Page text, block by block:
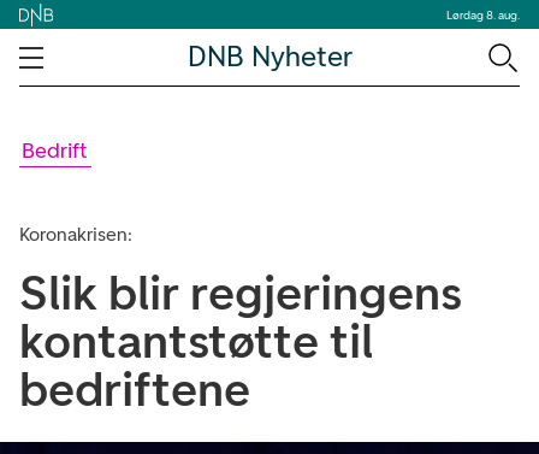
Lørdag 8. aug.
DNB Nyheter
Bedrift
Koronakrisen:
Slik blir regjeringens
kontantstøtte til
bedriftene